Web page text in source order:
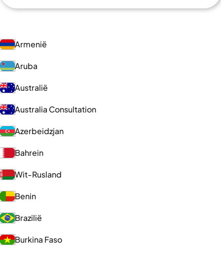
Armenië
Aruba
Australië
Australia Consultation
Azerbeidzjan
Bahrein
Wit-Rusland
Benin
Brazilië
Burkina Faso